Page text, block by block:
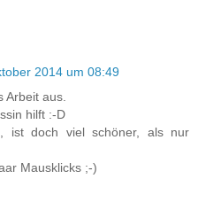
2014 um 08:49
Arbeit aus.
hilft :-D
ist doch viel schöner, als nur
Mausklicks ;-)